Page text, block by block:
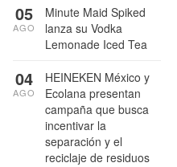
Minute Maid Spiked
lanza su Vodka
Lemonade Iced Tea
05
AGO
HEINEKEN México y
Ecolana presentan
campaña que busca
incentivar la
separación y el
reciclaje de residuos
04
AGO